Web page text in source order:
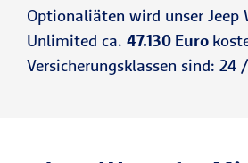
Optionaliäten wird unser Jeep
Unlimited ca. 47.130 Euro
Versicherungsklassen sind: 24